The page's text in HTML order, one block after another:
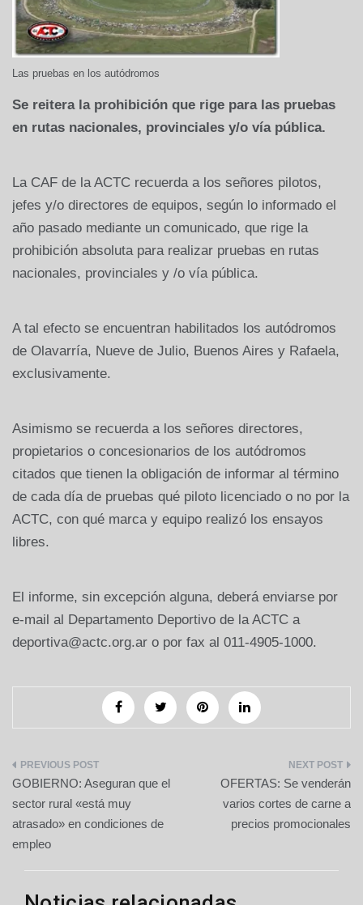
Las pruebas en los autódromos
Se reitera la prohibición que rige para las pruebas
en rutas nacionales, provinciales y/o vía pública.
La CAF de la ACTC recuerda a los señores pilotos,
jefes y/o directores de equipos, según lo informado el
año pasado mediante un comunicado, que rige la
prohibición absoluta para realizar pruebas en rutas
nacionales, provinciales y /o vía pública.
A tal efecto se encuentran habilitados los autódromos
de Olavarría, Nueve de Julio, Buenos Aires y Rafaela,
exclusivamente.
Asimismo se recuerda a los señores directores,
propietarios o concesionarios de los autódromos
citados que tienen la obligación de informar al término
de cada día de pruebas qué piloto licenciado o no por la
ACTC, con qué marca y equipo realizó los ensayos
libres.
El informe, sin excepción alguna, deberá enviarse por
e-mail al Departamento Deportivo de la ACTC a
deportiva@actc.org.ar o por fax al 011-4905-1000.
Navegación
de
entradas
GOBIERNO: Aseguran que el
sector rural «está muy
atrasado» en condiciones de
empleo
OFERTAS: Se venderán
varios cortes de carne a
precios promocionales